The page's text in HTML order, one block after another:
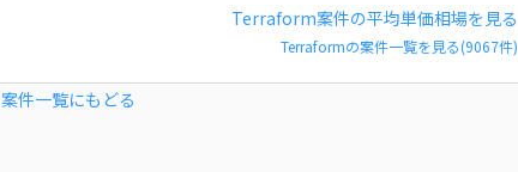
Terraform案件の平均単価相場を見る
Terraformの案件一覧を見る(9067件)
案件一覧にもどる